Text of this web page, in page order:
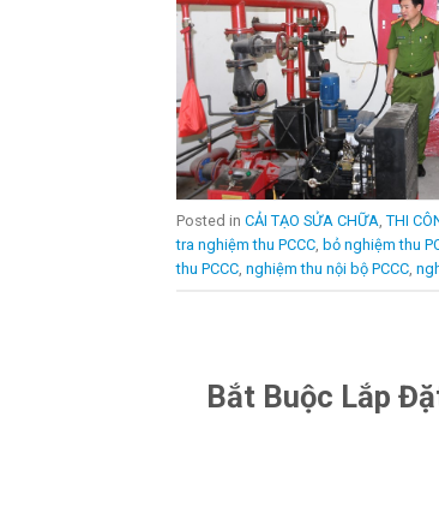
Posted in CẢI TẠO SỬA CHỮA THI
tra nghiệm thu PCCC bỏ nghiệm thu
thu PCCC nghiệm thu nội bộ PCCC
Bắt Buộc Lắp